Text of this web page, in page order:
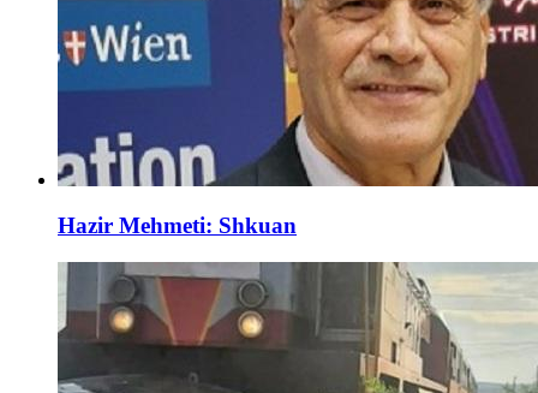
Hazir Mehmeti: Shkuan